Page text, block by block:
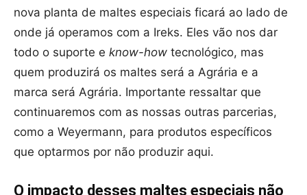
nova planta de maltes especiais ficará ao lado de
onde já operamos com a Ireks. Eles vão nos dar
todo o suporte e know-how tecnológico, mas
quem produzirá os maltes será a Agrária e a
marca será Agrária. Importante ressaltar que
continuaremos com as nossas outras parcerias,
como a Weyermann, para produtos específicos
que optarmos por não produzir aqui.
O impacto desses maltes especiais não